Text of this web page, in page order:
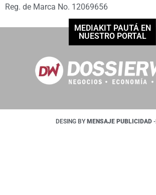
Reg. de Marca No. 12069656
MEDIAKIT PAUTÁ EN
NUESTRO PORTAL
DESING BY MENSAJE PUBLICIDAD